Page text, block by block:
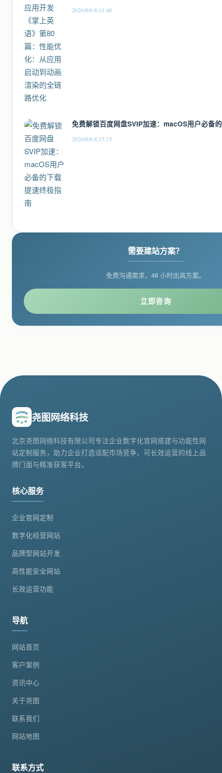
2026/8/6 8:11:40
免费解锁百度网盘SVIP加速：macOS用户必备
2026/8/6 8:15:15
需要建站方案？
免费沟通需求，48 小时出具方案。
立即咨询
尧图网络科技
北京尧图网络科技有限公司专注企业数字化官网搭建与功能性网
站定制服务，助力企业打造适配市场竞争、可长效运营的线上品
牌门面与精准获客平台。
核心服务
企业官网定制
数字化经营网站
品牌型网站开发
高性能安全网站
长效运营功能
导航
网站首页
客户案例
资讯中心
关于尧图
联系我们
网站地图
联系方式